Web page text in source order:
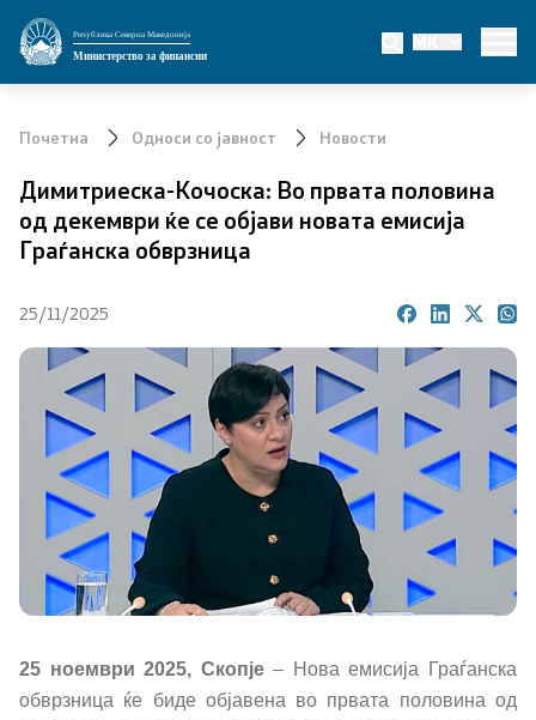
Република Северна Македонија
Министерство за финансии
MK
Министерство
Министер
Државен секретар
Државни советници
Сектори
Органи во состав
Политика за квалитет
Органограм
Почетна Односи со јавност Новости
Димитриеска-Кочоска: Во првата половина
од декември ќе се објави новата емисија
Граѓанска обврзница
25/11/2025
25 ноември 2025, Скопје– Нова емисија Граѓанска
обврзница ќе биде објавена во првата половина од